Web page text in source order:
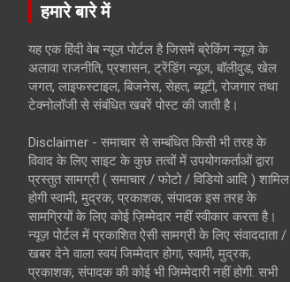
हमारे बारे में
यह एक हिंदी वेब न्यूज़ पोर्टल है जिसमें ब्रेकिंग न्यूज़ के
अलावा राजनीति, प्रशासन, ट्रेंडिंग न्यूज, बॉलीवुड, खेल
जगत, लाइफस्टाइल, बिजनेस, सेहत, ब्यूटी, रोजगार तथा
टेक्नोलॉजी से संबंधित खबरें पोस्ट की जाती है।
Disclaimer - समाचार से सम्बंधित किसी भी तरह के
विवाद के लिए साइट के कुछ तत्वों में उपयोगकर्ताओं द्वारा
प्रस्तुत सामग्री ( समाचार / फोटो / विडियो आदि ) शामिल
होगी स्वामी, मुद्रक, प्रकाशक, संपादक इस तरह के
सामग्रियों के लिए कोई ज़िम्मेदार नहीं स्वीकार करता है।
न्यूज़ पोर्टल में प्रकाशित ऐसी सामग्री के लिए संवाददाता /
खबर देने वाला स्वयं जिम्मेदार होगा, स्वामी, मुद्रक,
प्रकाशक, संपादक की कोई भी जिम्मेदारी नहीं होगी. सभी